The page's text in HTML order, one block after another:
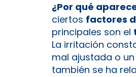
¿Por qué
ciertos factores
principales son el
La irritación
mal ajustada o
también se ha